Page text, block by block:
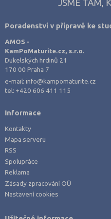
Zpracování dřeva, nábytku
Polygrafie, grafika a foto, knihy
Stavebnictví, geodézie
Doprava a spoje
Informační služby
Podnikání a management
Hotelnictví, turismus, gastronomie
Obchod, prodej
Služby
Přírodovědné a potravinářské obory
JSME TAM,
Poradenství v přípravě ke
AMOS -
KamPoMaturite.cz, s.r.o.
Dukelských hrdinů 21
170 00 Praha 7
e-mail:info@kampomaturite.cz
tel: +420 606 411 115
Informace
Kontakty
Mapa serveru
RSS
Spolupráce
Reklama
Zásady zpracování OÚ
Nastavení cookies